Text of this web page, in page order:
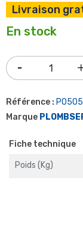
Livraison
En stock
Référence :
Marque
Fiche technique
Poids (kg)